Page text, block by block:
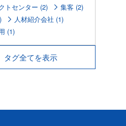
トセンター (2)
集客 (2)
人材紹介会社 (1)
(1)
タグ全てを表示